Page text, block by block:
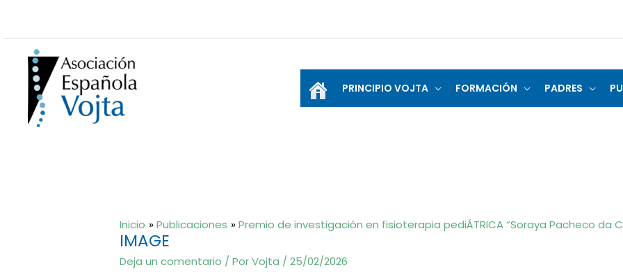
PRINCIPIO VOJTA FORMACIÓN PADRES
Inicio Publicaciones Premio de investigación en fisioterapia pediÁTRICA “Soraya Pacheco da
IMAGE
Deja un comentario / PorVojta /25/02/2026